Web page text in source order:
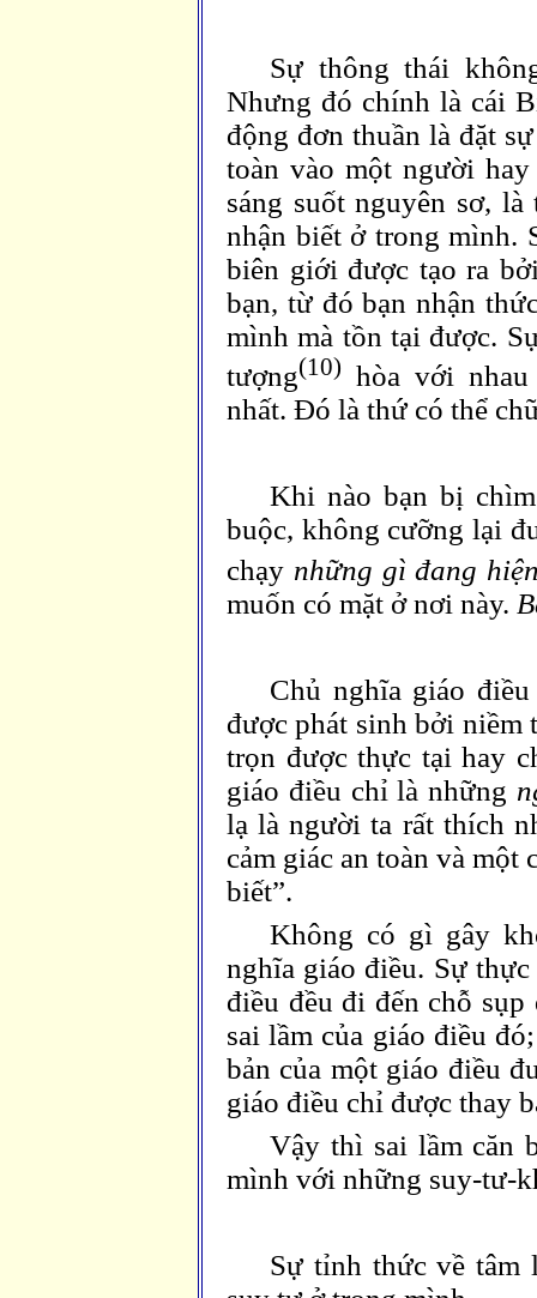
Sự thông thái
Nhưng đó chính là cái
động đơn thuần là đặt
toàn vào một người
sáng suốt nguyên sơ,
nhận biết ở trong mình.
biên giới được tạo ra
bạn, từ đó bạn nhận
mình mà tồn tại được.
tượng(10) hòa với
nhất. Đó là thứ có thể
Khi nào bạn bị
buộc, không cưỡng lại
chạy những gì đang
muốn có mặt ở nơi này.
Chủ nghĩa giáo
được phát sinh bởi niềm
trọn được thực tại hay
giáo điều chỉ là những
lạ là người ta rất thích
cảm giác an toàn và một
biết”.
Không có gì gây
nghĩa giáo điều. Sự
điều đều đi đến chỗ
sai lầm của giáo điều
bản của một giáo điều
giáo điều chỉ được thay
Vậy thì sai lầm căn
mình với những suy-tư-
Sự tỉnh thức về